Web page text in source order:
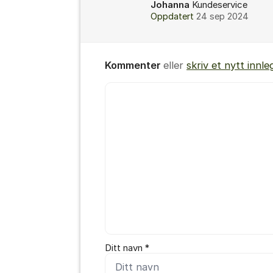
Johanna Kundeservice
Oppdatert 24 sep 2024
Kommenter eller skriv et nytt
Ditt navn *